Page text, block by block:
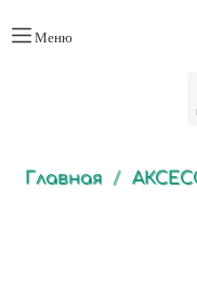
Меню
Главная